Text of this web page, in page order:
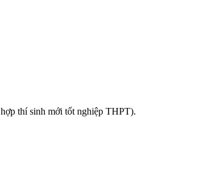
thí sinh mới tốt nghiệp THPT).